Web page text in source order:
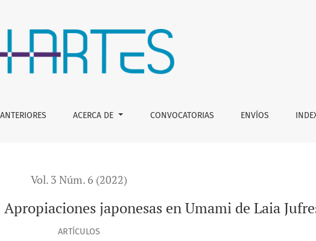
de Laia Jufresa
ACERCA DE CONVOCATORIAS ENVÍOS
Vol. 3 Núm. 6 (2022)
japonesas en Umami de Laia
ARTÍCULOS